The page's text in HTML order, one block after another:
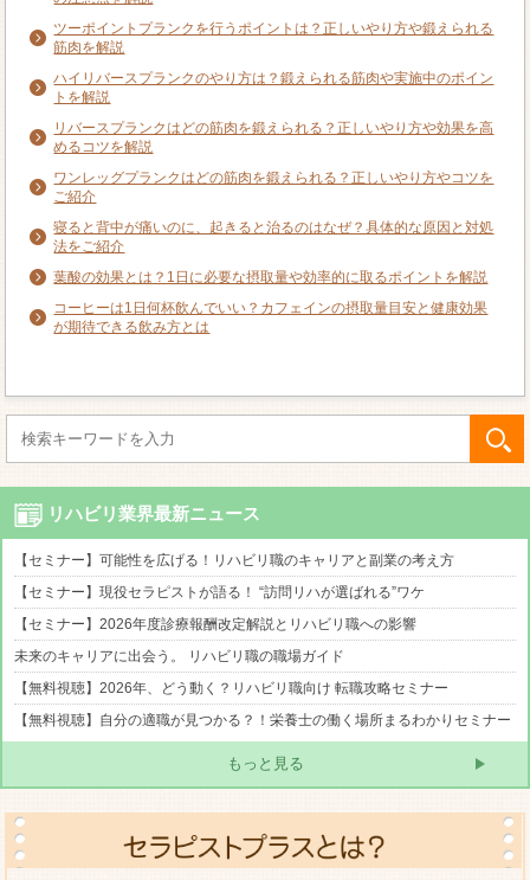
ツーポイントプランクを行うポイントは？正しいやり方や鍛えられる
筋肉を解説
ハイリバースプランクのやり方は？鍛えられる筋肉や実施中のポイン
トを解説
リバースプランクはどの筋肉を鍛えられる？正しいやり方や効果を高
めるコツを解説
ワンレッグプランクはどの筋肉を鍛えられる？正しいやり方やコツを
ご紹介
寝ると背中が痛いのに、起きると治るのはなぜ？具体的な原因と対処
法をご紹介
葉酸の効果とは？1日に必要な摂取量や効率的に取るポイントを解説
コーヒーは1日何杯飲んでいい？カフェインの摂取量目安と健康効果
が期待できる飲み方とは
リハビリ業界最新ニュース
【セミナー】可能性を広げる！リハビリ職のキャリアと副業の考え方
【セミナー】現役セラピストが語る！ “訪問リハが選ばれる”ワケ
【セミナー】2026年度診療報酬改定解説とリハビリ職への影響
未来のキャリアに出会う。 リハビリ職の職場ガイド
【無料視聴】2026年、どう動く？リハビリ職向け 転職攻略セミナー
【無料視聴】自分の適職が見つかる？！栄養士の働く場所まるわかりセミナー
もっと見る